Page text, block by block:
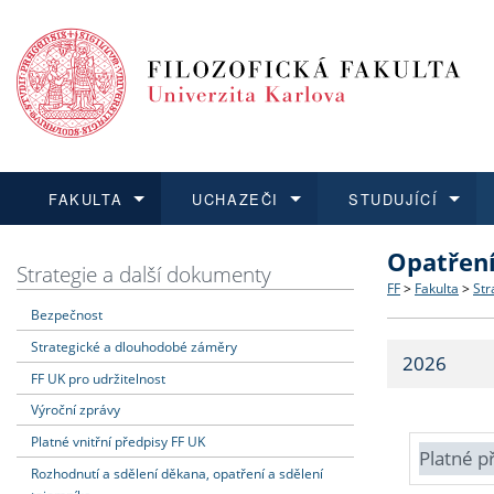
FAKULTA
Dozvědět se více
Struktura
Strategie
Fakultní
UCHAZEČI
Podat přihlášku
Co
Učitelské
STUDUJÍCÍ
Dozvědět se více
Dozvědět se více
O vědě a
Dozvědět se více
Aktuální
Strategie a další dokumenty
Bezpečnost
Strategické a dlouhodobé záměry
FF UK pro udržitelnost
Výroční zprávy
Platné vnitřní předpisy FF UK
Rozhodnutí a sdělení děkana, opatření a sdělení
FF > Fakulta >
2026
Platné